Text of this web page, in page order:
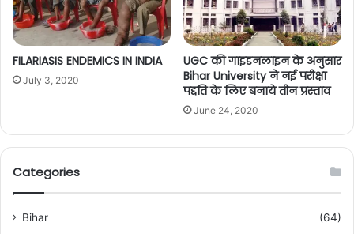
FILARIASIS ENDEMICS IN INDIA
July 3, 2020
UGC की गाइडनलाइन के अनुसार
Bihar University ने नई परीक्षा
पद्दति के लिए बनाये तीन प्रस्ताव
June 24, 2020
Categories
Bihar (64)